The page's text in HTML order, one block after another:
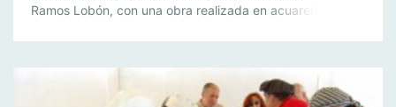
Ramos Lobón, con una obra realizada en acuarela y
premio ha estado dotado con 600 […]